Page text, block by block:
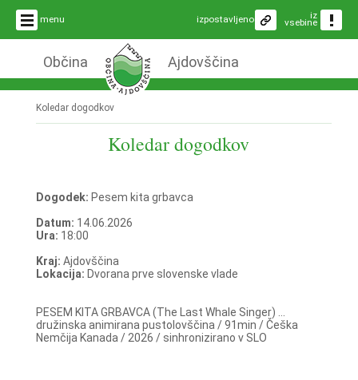
menu iz
vsebine
izpostavljeno
Občina Ajdovščina
Koledar dogodkov
Koledar dogodkov
Dogodek: Pesem kita grbavca
Datum: 14.06.2026
Ura: 18:00
Kraj: Ajdovščina
Lokacija: Dvorana prve slovenske vlade
PESEM KITA GRBAVCA (The Last Whale Singer) ...
družinska animirana pustolovščina / 91min / Češka
Nemčija Kanada / 2026 / sinhronizirano v SLO